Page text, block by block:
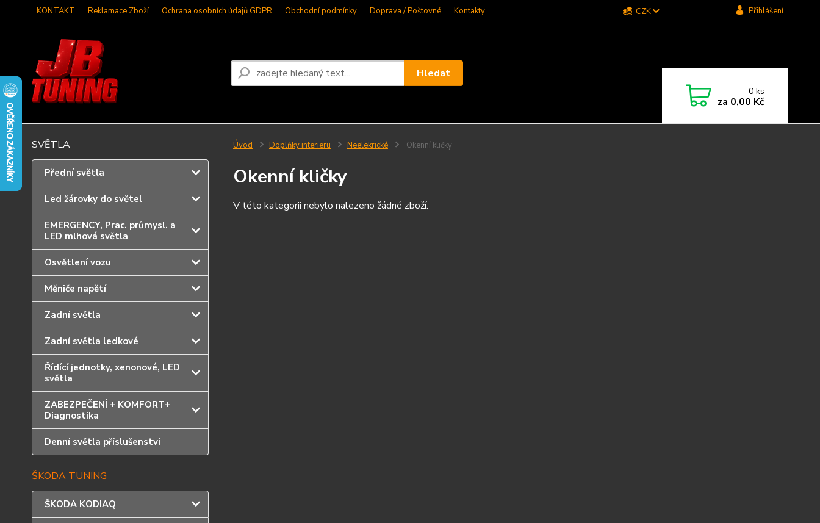
KONTAKT Reklamace Zboží Ochrana osobních údajů GDPR Obchodní podmínky Doprava / Poštovné Kontakty CZK Přihlášení
Hledat
0ks
za 0,00 Kč
SVĚTLA
Přední světla
Led žárovky do světel
EMERGENCY, Prac. průmysl. a
LED mlhová světla
Osvětlení vozu
Měniče napětí
Zadní světla
Zadní světla ledkové
Řídící jednotky, xenonové, LED
světla
ZABEZPEČENÍ + KOMFORT+
Diagnostika
Denní světla příslušenství
ŠKODA TUNING
ŠKODA KODIAQ
Úvod Doplňky interieru Neelekrické Okenní kličky
Okenní kličky
V této kategorii nebylo nalezeno žádné zboží.